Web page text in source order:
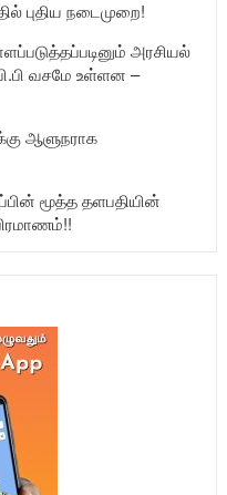
புதிய நடைமுறை!
அரசியல்
வசமே உள்ளன –
ஆளுநராக
மூத்த தளபதியின்